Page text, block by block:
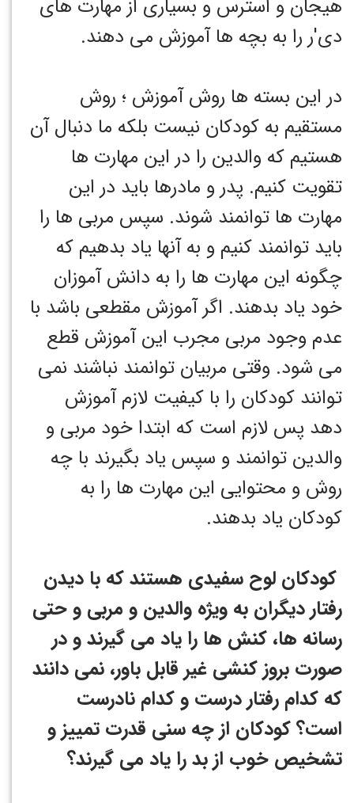
هیجان و استرس و بسیاری از مهارت های
دی'ر را به بچه ها آموزش می دهند.
در این بسته ها روش آموزش ؛ روش
مستقیم به کودکان نیست بلکه ما دنبال آن
هستیم که والدین را در این مهارت ها
تقویت کنیم. پدر و مادرها باید در این
مهارت ها توانمند شوند. سپس مربی ها را
باید توانمند کنیم و به آنها یاد بدهیم که
چگونه این مهارت ها را به دانش آموزان
خود یاد بدهند. اگر آموزش مقطعی باشد با
عدم وجود مربی مجرب این آموزش قطع
می شود. وقتی مربیان توانمند نباشند نمی
توانند کودکان را با کیفیت لازم آموزش
دهد پس لازم است که ابتدا خود مربی و
والدین توانمند و سپس یاد بگیرند با چه
روش و محتوایی این مهارت ها را به
کودکان یاد بدهند.
کودکان لوح سفیدی هستند که با دیدن
رفتار دیگران به ویژه والدین و مربی و حتی
رسانه ها، کنش ها را یاد می گیرند و در
صورت بروز کنشی غیر قابل باور، نمی دانند
که کدام رفتار درست و کدام نادرست
است؟ کودکان از چه سنی قدرت تمییز و
تشخیص خوب از بد را یاد می گیرند؟